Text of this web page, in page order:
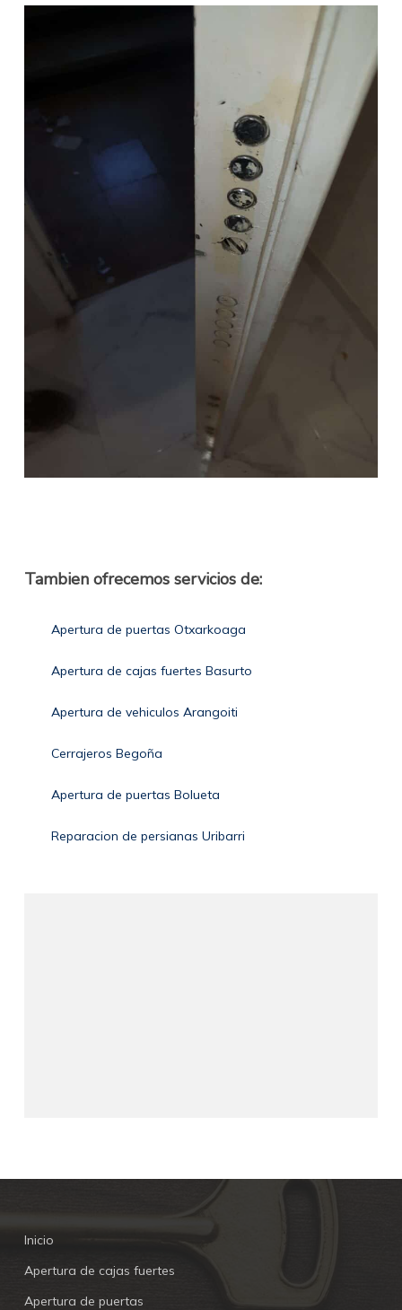
Tambien ofrecemos servicios de:
Apertura de puertas Otxarkoaga
Apertura de cajas fuertes Basurto
Apertura de vehiculos Arangoiti
Cerrajeros Begoña
Apertura de puertas Bolueta
Reparacion de persianas Uribarri
Inicio
Apertura de cajas fuertes
Apertura de puertas